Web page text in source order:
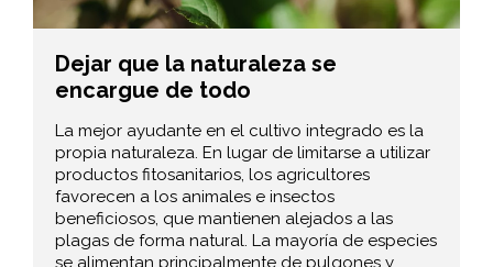
Dejar que la naturaleza se
encargue de todo
La mejor ayudante en el cultivo integrado es la
propia naturaleza. En lugar de limitarse a utilizar
productos fitosanitarios, los agricultores
favorecen a los animales e insectos
beneficiosos, que mantienen alejados a las
plagas de forma natural. La mayoría de especies
se alimentan principalmente de pulgones y